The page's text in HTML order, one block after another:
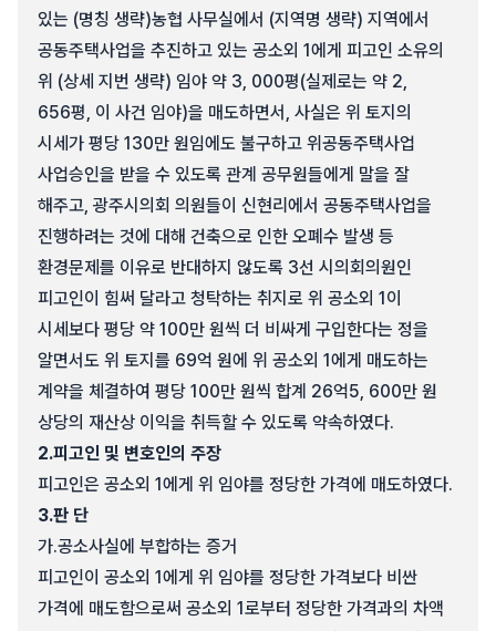
있는 (명칭 생략)농협 사무실에서 (지역명 생략) 지역에서
공동주택사업을 추진하고 있는 공소외 1에게 피고인 소유의
위 (상세 지번 생략) 임야 약 3, 000평(실제로는 약 2,
656평, 이 사건 임야)을 매도하면서, 사실은 위 토지의
시세가 평당 130만 원임에도 불구하고 위공동주택사업
사업승인을 받을 수 있도록 관계 공무원들에게 말을 잘
해주고, 광주시의회 의원들이 신현리에서 공동주택사업을
진행하려는 것에 대해 건축으로 인한 오폐수 발생 등
환경문제를 이유로 반대하지 않도록 3선 시의회의원인
피고인이 힘써 달라고 청탁하는 취지로 위 공소외 1이
시세보다 평당 약 100만 원씩 더 비싸게 구입한다는 정을
알면서도 위 토지를 69억 원에 위 공소외 1에게 매도하는
계약을 체결하여 평당 100만 원씩 합계 26억5, 600만 원
상당의 재산상 이익을 취득할 수 있도록 약속하였다.
2.피고인 및 변호인의 주장
피고인은 공소외 1에게 위 임야를 정당한 가격에 매도하였다.
3.판 단
가.공소사실에 부합하는 증거
피고인이 공소외 1에게 위 임야를 정당한 가격보다 비싼
가격에 매도함으로써 공소외 1로부터 정당한 가격과의 차액